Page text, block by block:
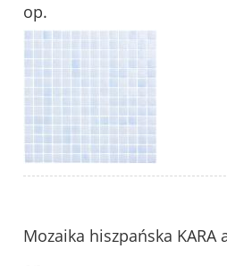
op.
Mozaika hiszpańska